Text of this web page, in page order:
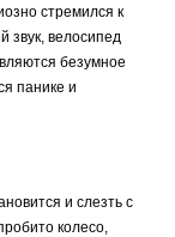
стремился к
звук, велосипед
безумное
панике и
и слезть с
колесо,